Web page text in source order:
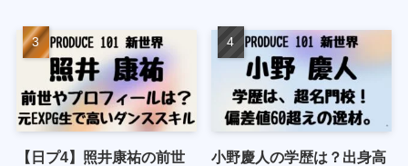
【日プ4】照井康祐の前世
小野慶人の学歴は？出身高